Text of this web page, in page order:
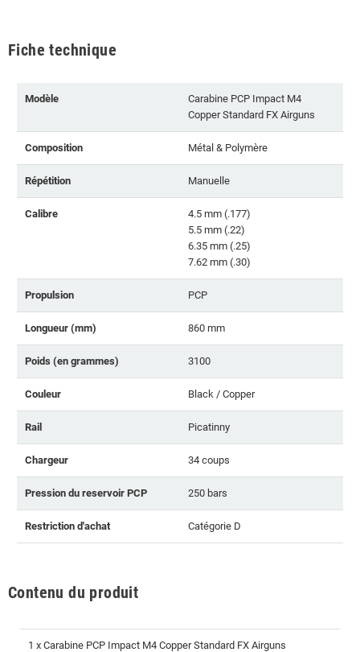
Fiche technique
Modèle
Carabine PCP Impact M4
Copper Standard FX Airguns
Composition Métal & Polymère
Répétition Manuelle
Calibre
4.5 mm (.177)
5.5 mm (.22)
6.35 mm (.25)
7.62 mm (.30)
Propulsion PCP
Longueur (mm) 860 mm
Poids (en grammes) 3100
Couleur Black / Copper
Rail Picatinny
Chargeur 34 coups
Pression du reservoir PCP 250 bars
Restriction d'achat Catégorie D
Contenu du produit
1 x Carabine PCP Impact M4 Copper Standard FX Airguns